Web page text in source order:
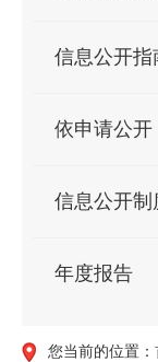
信息公开指
依申请公开
信息公开制
年度报告
您当前的位置：